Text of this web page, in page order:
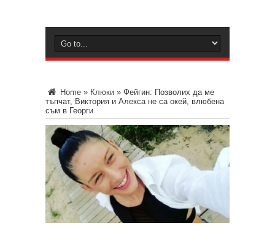
Home » Клюки » Фейгин: Позволих да ме
тъпчат, Виктория и Алекса не са окей, влюбена
съм в Георги